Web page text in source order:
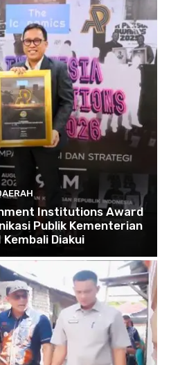
Institutions Award
Publik Kementerian
Diakui